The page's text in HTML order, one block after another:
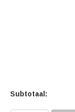
Subtotaal: